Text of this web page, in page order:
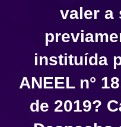
valer a
instituída
ANEEL n°
de 2019?